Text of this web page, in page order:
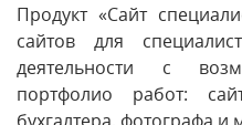
Продукт «Сайт
сайтов для
деятельности с
портфолио работ:
бухгалтера, фотографа и